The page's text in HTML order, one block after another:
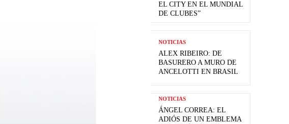
EL CITY EN EL MUNDIAL
DE CLUBES”
NOTICIAS
ALEX RIBEIRO: DE
BASURERO A MURO DE
ANCELOTTI EN BRASIL
NOTICIAS
ÁNGEL CORREA: EL
ADIÓS DE UN EMBLEMA